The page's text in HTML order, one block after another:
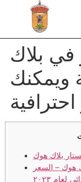
في بلاك
ويمكنك
بلاك هوك
هوك – السعر
والمواعيد والنظام الغذائي لعام ٢٠٢٣